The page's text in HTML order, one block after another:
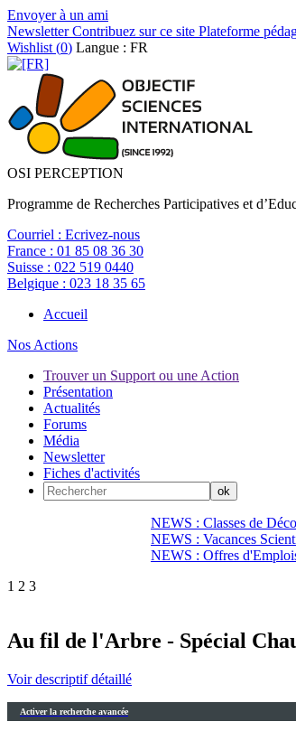
Envoyer à un ami
NewsletterContribuez sur ce site Plateforme
Wishlist (0) Langue : FR
OSI PERCEPTION
Programme de Recherches Participatives et
Courriel : Ecrivez-nous
France : 01 85 08 36 30
Suisse : 022 519 0440
Belgique : 023 18 35 65
Accueil
Nos Actions
Trouver un Support ou une Action
Présentation
Actualités
Forums
Média
Newsletter
Fiches d'activités
NEWS : Classes de
NEWS : Vacances
NEWS : Offres
1 2 3
Au fil de l'Arbre - Spécial
Voir descriptif détaillé
Activer la recherche avancée